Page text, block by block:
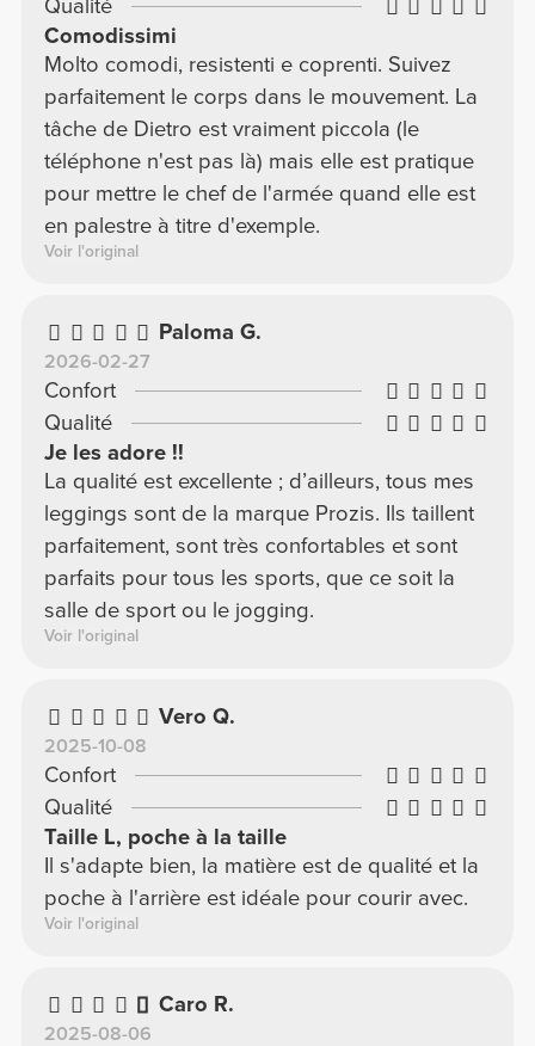
Qualité
Comodissimi
Molto comodi, resistenti e coprenti. Suivez
parfaitement le corps dans le mouvement. La
tâche de Dietro est vraiment piccola (le
téléphone n'est pas là) mais elle est pratique
pour mettre le chef de l'armée quand elle est
en palestre à titre d'exemple.
Voir l'original
Paloma G.
2026-02-27
Confort
Qualité
Je les adore !!
La qualité est excellente ; d’ailleurs, tous mes
leggings sont de la marque Prozis. Ils taillent
parfaitement, sont très confortables et sont
parfaits pour tous les sports, que ce soit la
salle de sport ou le jogging.
Voir l'original
Vero Q.
2025-10-08
Confort
Qualité
Taille L, poche à la taille
Il s'adapte bien, la matière est de qualité et la
poche à l'arrière est idéale pour courir avec.
Voir l'original
Caro R.
2025-08-06